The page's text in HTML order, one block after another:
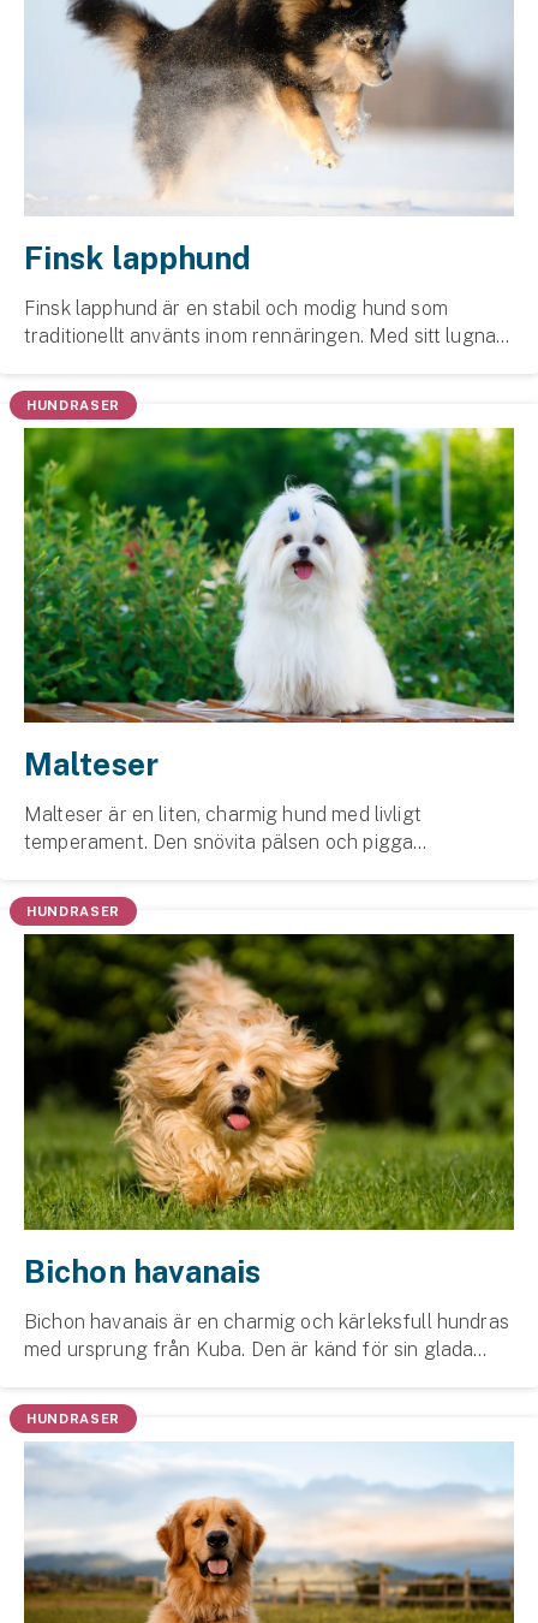
Finsk lapphund
Finsk lapphund är en stabil och modig hund som
traditionellt använts inom ren­näringen. Med sitt lugna
och familjehund. Den har vall­hundens egensk...
HUNDRASER
Malteser
Malteser är en liten, charmig hund med livligt
temperament. Den snövita pälsen och pigga
hjälpa att minska eventuellt överdrivet skällande.
HUNDRASER
Bichon havanais
Bichon havanais är en charmig och kärleksfull hundras
med ursprung från Kuba. Den är känd för sin glada
HUNDRASER